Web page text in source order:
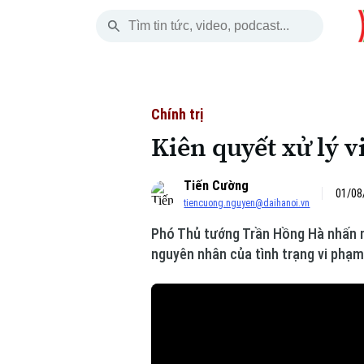
Chính trị
Xã hội
An ninh trật tự
Người Hà Nội
Khoảnh khắc Hà
Ẩm thực
Quân sự
Hồ sơ
Người
Chính trị
Kiên quyết xử lý
Tiến Cường
tiencuong.nguyen@daihanoi.vn
01/
Phó Thủ tướng Trần Hồng Hà
nguyên nhân của tình trạng vi phạm